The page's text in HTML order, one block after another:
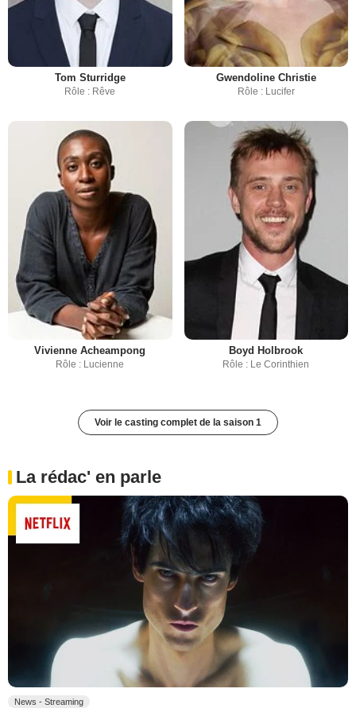
Tom Sturridge
Rôle : Rêve
Gwendoline Christie
Rôle : Lucifer
Vivienne Acheampong
Rôle : Lucienne
Boyd Holbrook
Rôle : Le Corinthien
Voir le casting complet de la saison 1
La rédac' en parle
News - Streaming